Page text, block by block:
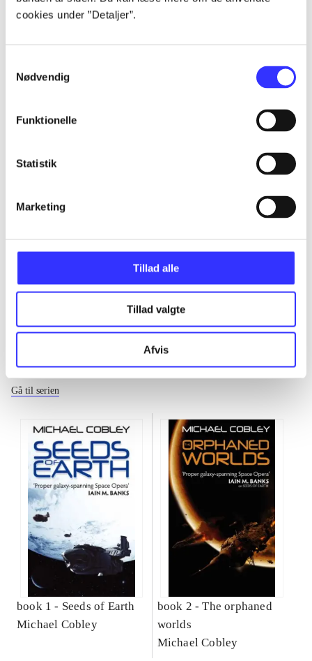
cookies under ”Detaljer”.
Nødvendig
Funktionelle
Statistik
Marketing
Tillad alle
Tillad valgte
Afvis
Artikler
...
...
...
...
Humanity's fire
Gå til serien
book 1 - Seeds of Earth
Michael Cobley
book 2 -The orphaned
worlds
Michael Cobley